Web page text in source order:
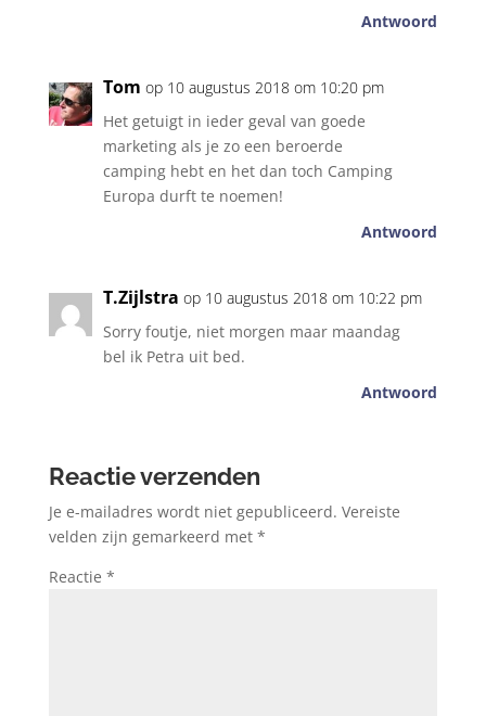
Antwoord
Tom op 10 augustus 2018 om 10:20 pm
Het getuigt in ieder geval van goede
marketing als je zo een beroerde
camping hebt en het dan toch Camping
Europa durft te noemen!
Antwoord
T.Zijlstra op 10 augustus 2018 om 10:22 pm
Sorry foutje, niet morgen maar maandag
bel ik Petra uit bed.
Antwoord
Reactie verzenden
Je e-mailadres wordt niet gepubliceerd. Vereiste
velden zijn gemarkeerd met *
Reactie *